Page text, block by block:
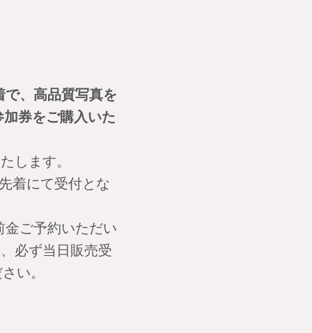
、高品質写真を
券をご購入いた
します。
着にて受付とな
ご予約いただい
必ず当日販売受
い。